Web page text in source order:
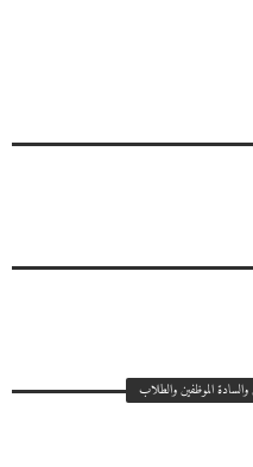
والسادة الموظفين والطلاب